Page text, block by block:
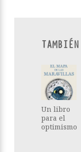
Un libro
para el
optimismo